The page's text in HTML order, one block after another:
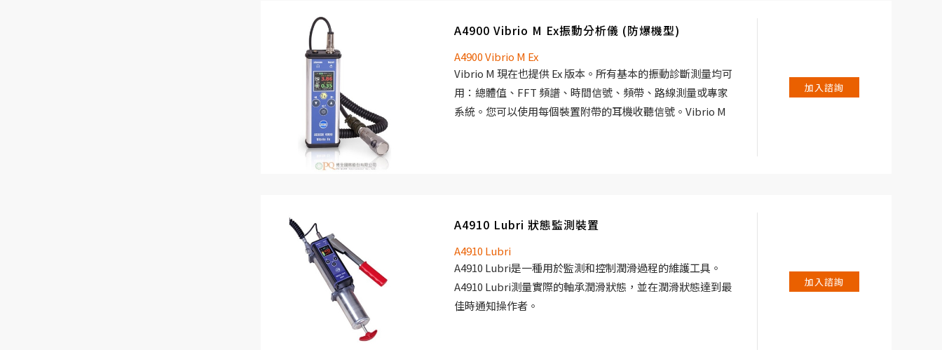
A4900 Vibrio M Ex振動分析儀 (防爆機型)
A4900 Vibrio M Ex
Vibrio M 現在也提供 Ex 版本。所有基本的振動診斷測量均可
用：總體值、FFT 頻譜、時間信號、頻帶、路線測量或專家
系統。您可以使用每個裝置附帶的耳機收聽信號。Vibrio M
加入諮詢
A4910 Lubri 狀態監測裝置
A4910 Lubri
A4910 Lubri是一種用於監測和控制潤滑過程的維護工具。
A4910 Lubri測量實際的軸承潤滑狀態，並在潤滑狀態達到最
佳時通知操作者。
加入諮詢